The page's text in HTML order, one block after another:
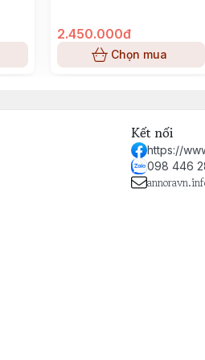
2.450.000đ
Chọn mua
Kết nối
https://
098 446